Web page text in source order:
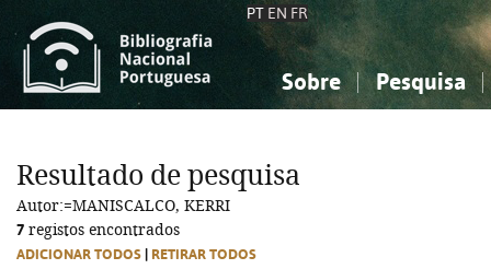
PT EN FR
Sobre Pesquisa
Ciências sociais...
Ciências sociais...
Resultado de pesquisa
Autor:=MANISCALCO, KERRI
7 registos encontrados
ADICIONAR TODOS RETIRAR TODOS